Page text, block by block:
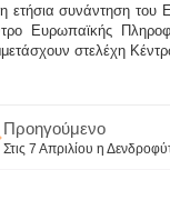
ετήσια συνάντηση του
Ευρωπαϊκής
στελέχη
Προηγούμενο
Στις 7 Απριλίου η